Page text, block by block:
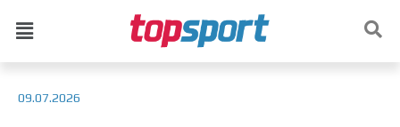
09.07.2026